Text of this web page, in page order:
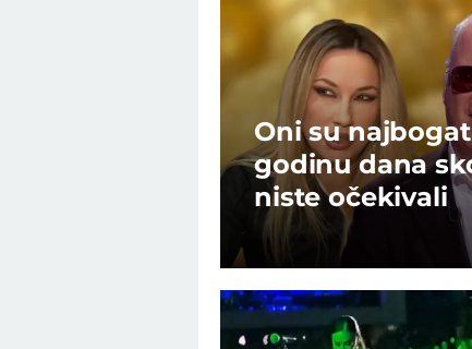
Oni su
godinu dana
niste očekivali